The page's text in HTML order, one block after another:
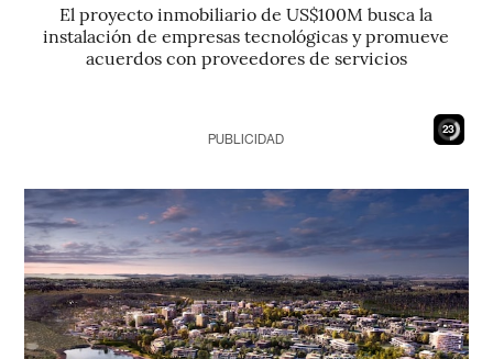
El proyecto inmobiliario de US$100M busca la
instalación de empresas tecnológicas y promueve
acuerdos con proveedores de servicios
21
PUBLICIDAD